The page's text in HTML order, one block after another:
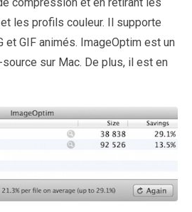
les profils couleur. Il supporte
et GIF animés. ImageOptim est un
sur Mac. De plus, il est en